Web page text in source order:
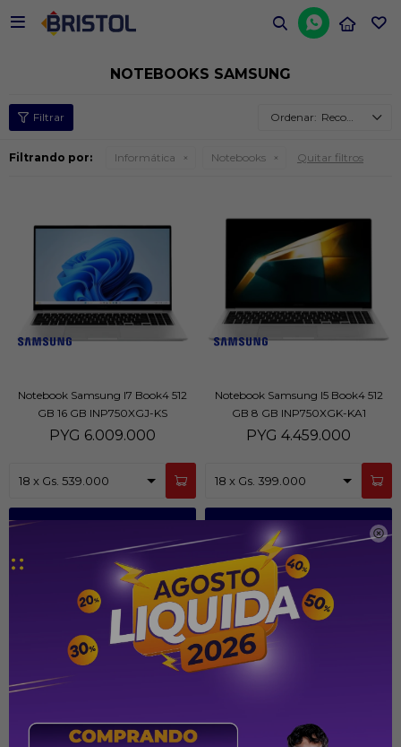



NOTEBOOKS SAMSUNG
Recomendados
Filtrando por: Informática Notebooks Quitar filtros
Notebook Samsung I7 Book4 512
GB 16 GB INP750XGJ-KS
PYG 6.009.000
Notebook Samsung I5 Book4 512
GB 8 GB INP750XGK-KA1
PYG 4.459.000